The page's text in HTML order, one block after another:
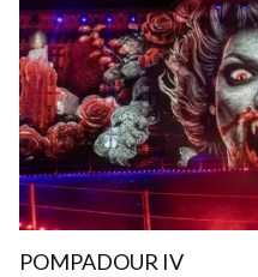
POMPADOUR IV